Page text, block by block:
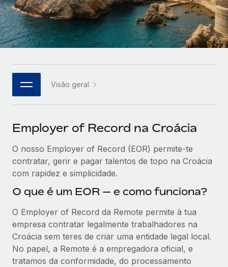
Português (Portugal)
日本語
한국어
中文（简体）
Visão geral
Employer of Record na Croácia
O nosso Employer of Record (EOR) permite-te
contratar, gerir e pagar talentos de topo na Croácia
com rapidez e simplicidade.
O que é um EOR — e como funciona?
O Employer of Record da Remote permite à tua
empresa contratar legalmente trabalhadores na
Croácia sem teres de criar uma entidade legal local.
No papel, a Remote é a empregadora oficial, e
tratamos da conformidade, do processamento